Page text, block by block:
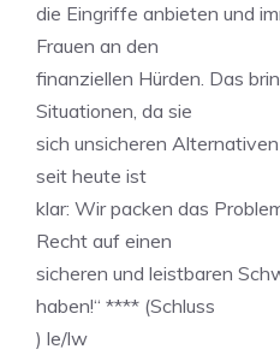
die Eingriffe anbieten und
Frauen an den
finanziellen Hürden. Das
Situationen, da sie
sich unsicheren
seit heute ist
klar: Wir packen das
Recht auf einen
sicheren und leistbaren
haben!“ **** (Schluss
) le/lw